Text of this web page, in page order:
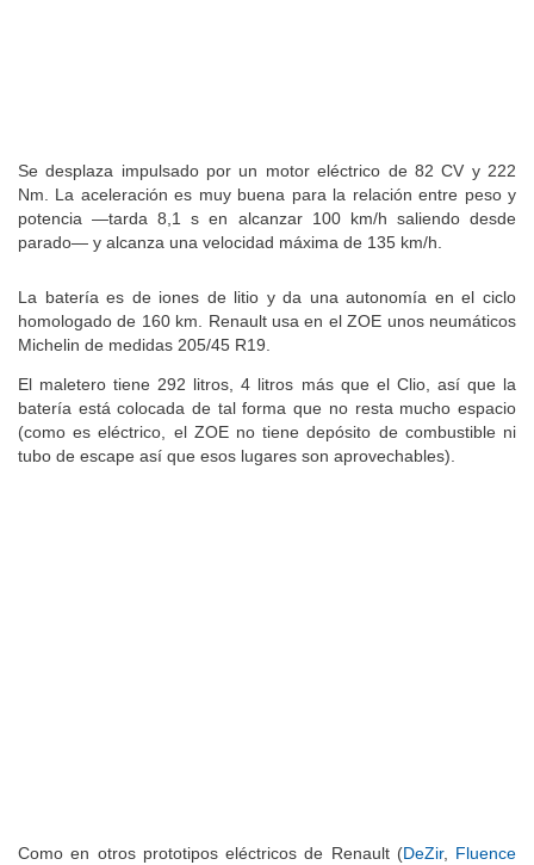
Se desplaza impulsado por un motor eléctrico de 82 CV y 222
Nm. La aceleración es muy buena para la relación entre peso y
potencia —tarda 8,1 s en alcanzar 100 km/h saliendo desde
parado— y alcanza una velocidad máxima de 135 km/h.
La batería es de iones de litio y da una autonomía en el ciclo
homologado de 160 km. Renault usa en el ZOE unos neumáticos
Michelin de medidas 205/45 R19.
El maletero tiene 292 litros, 4 litros más que el Clio, así que la
batería está colocada de tal forma que no resta mucho espacio
(como es eléctrico, el ZOE no tiene depósito de combustible ni
tubo de escape así que esos lugares son aprovechables).
Como en otros prototipos eléctricos de Renault (DeZir, Fluence